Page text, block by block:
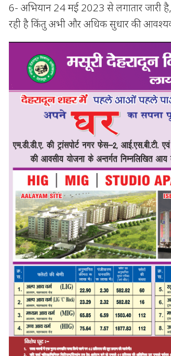
6- अभियान 24 मई 2023 से लगातार जारी
रही है किंतु अभी और अधिक सुधार की